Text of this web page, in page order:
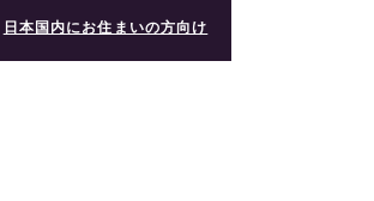
日本国内にお住まいの方向け